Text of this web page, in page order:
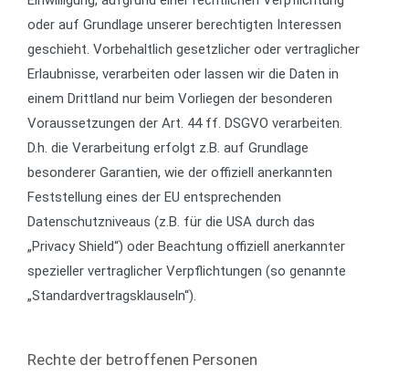
oder auf Grundlage unserer berechtigten Interessen
geschieht. Vorbehaltlich gesetzlicher oder vertraglicher
Erlaubnisse, verarbeiten oder lassen wir die Daten in
einem Drittland nur beim Vorliegen der besonderen
Voraussetzungen der Art. 44 ff. DSGVO verarbeiten.
D.h. die Verarbeitung erfolgt z.B. auf Grundlage
besonderer Garantien, wie der offiziell anerkannten
Feststellung eines der EU entsprechenden
Datenschutzniveaus (z.B. für die USA durch das
„Privacy Shield“) oder Beachtung offiziell anerkannter
spezieller vertraglicher Verpflichtungen (so genannte
„Standardvertragsklauseln“).
Rechte der betroffenen Personen